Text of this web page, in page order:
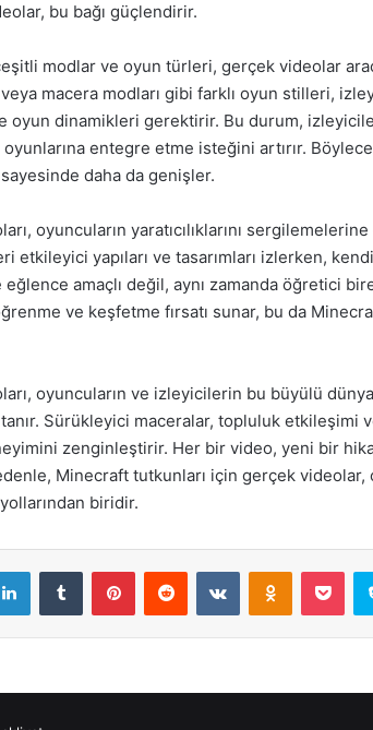
bu bağı güçlendirir.
modlar ve oyun türleri, gerçek videolar
veya macera modları gibi farklı oyun stilleri,
oyun dinamikleri gerektirir. Bu durum,
entegre etme isteğini artırır.
daha da genişler.
oyuncuların yaratıcılıklarını
etkileyici yapıları ve tasarımları izlerken,
amaçlı değil, aynı zamanda öğretici
ve keşfetme fırsatı sunar, bu da
oyuncuların ve izleyicilerin bu büyülü
Sürükleyici maceralar, topluluk etkileşimi
zenginleştirir. Her bir video, yeni bir
Minecraft tutkunları için gerçek
biridir.
LinkedInTumblr PinterestReddit VKontakte